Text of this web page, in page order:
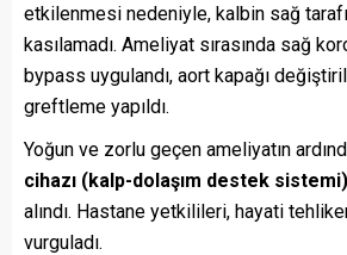
etkilenmesi nedeniyle, kalbin sağ
kasılamadı. Ameliyat sırasında sağ
bypass uygulandı, aort kapağı
greftleme yapıldı.
Yoğun ve zorlu geçen ameliyatın
cihazı (kalp-dolaşım destek sistemi)
alındı. Hastane yetkilileri, hayati
vurguladı.